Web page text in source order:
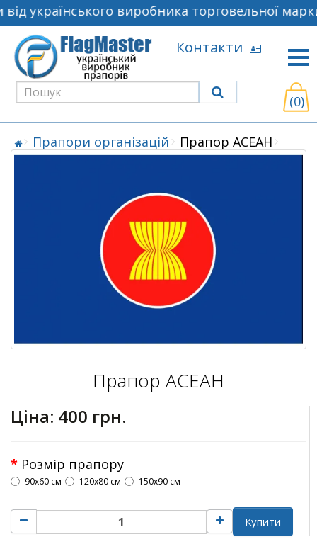
українського виробника торговельної
Контакти
(0)
Прапори організацій Прапор АСЕАН
Прапор АСЕАН
Ціна: 400 грн.
Розмір прапору
90х60 см 120х80 см 150х90 см
Купити